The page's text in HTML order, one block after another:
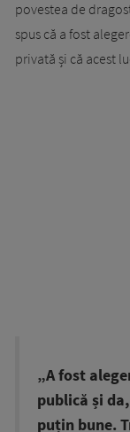
povestea de
spus că a fost
privată și că acest
„A fost
publică și
puțin bune.